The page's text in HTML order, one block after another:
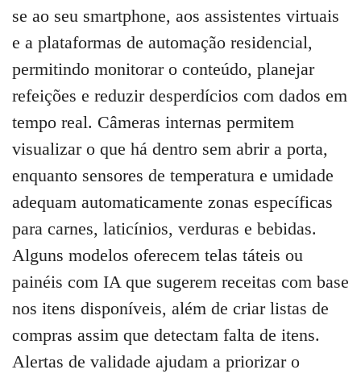
se ao seu smartphone, aos assistentes virtuais
e a plataformas de automação residencial,
permitindo monitorar o conteúdo, planejar
refeições e reduzir desperdícios com dados em
tempo real. Câmeras internas permitem
visualizar o que há dentro sem abrir a porta,
enquanto sensores de temperatura e umidade
adequam automaticamente zonas específicas
para carnes, laticínios, verduras e bebidas.
Alguns modelos oferecem telas táteis ou
painéis com IA que sugerem receitas com base
nos itens disponíveis, além de criar listas de
compras assim que detectam falta de itens.
Alertas de validade ajudam a priorizar o